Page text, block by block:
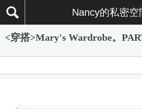
Nancy的私密空
<穿搭>Mary's Wardrobe。